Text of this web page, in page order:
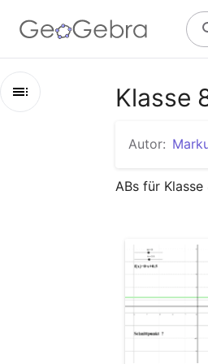
Lineare Funktionen -
Klasse
Autor:
ABs für Klasse